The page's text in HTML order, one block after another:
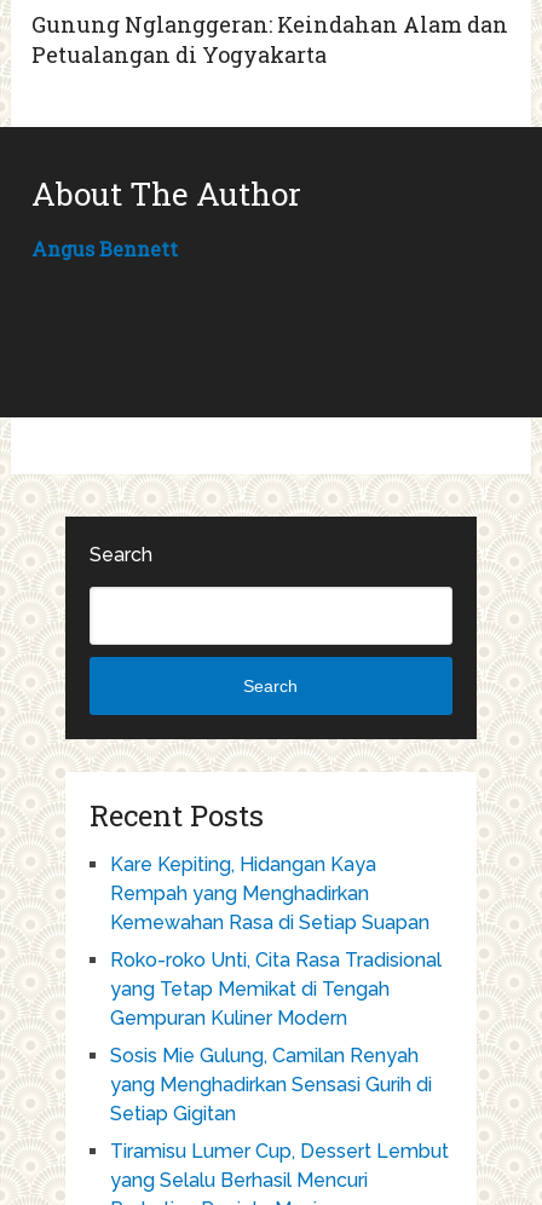
Gunung Nglanggeran: Keindahan Alam dan
Petualangan di Yogyakarta
About The Author
Angus Bennett
Search
Search
Recent Posts
Kare Kepiting, Hidangan Kaya
Rempah yang Menghadirkan
Kemewahan Rasa di Setiap Suapan
Roko-roko Unti, Cita Rasa Tradisional
yang Tetap Memikat di Tengah
Gempuran Kuliner Modern
Sosis Mie Gulung, Camilan Renyah
yang Menghadirkan Sensasi Gurih di
Setiap Gigitan
Tiramisu Lumer Cup, Dessert Lembut
yang Selalu Berhasil Mencuri